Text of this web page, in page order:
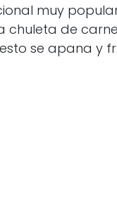
muy
chuleta de
se apana y